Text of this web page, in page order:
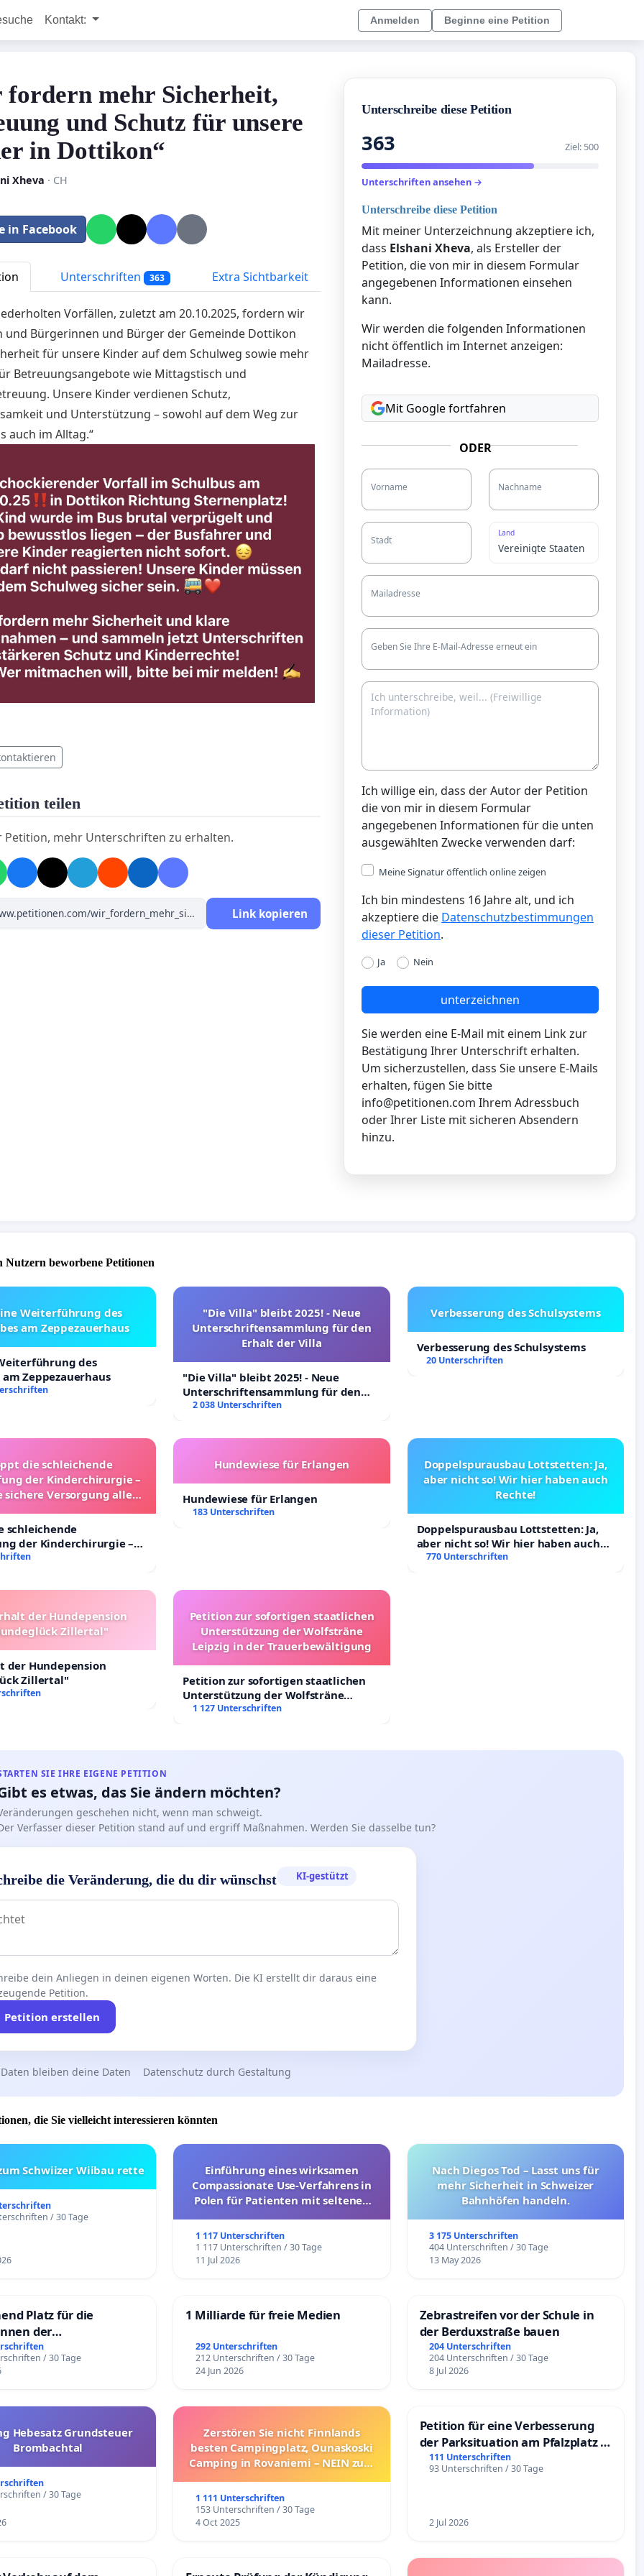
Kontakt: Anmelden Beginne eine Petition
fordern mehr Sicherheit,
und Schutz für unsere
in Dottikon“
Xheva · CH
in Facebook
Unterschriften 363 Extra Sichtbarkeit
Vorfällen, zuletzt am 20.10.2025, fordern wir
und Bürgerinnen und Bürger der Gemeinde Dottikon
für unsere Kinder auf dem Schulweg sowie mehr
Betreuungsangebote wie Mittagstisch und
Unsere Kinder verdienen Schutz,
und Unterstützung – sowohl auf dem Weg zur
auch im Alltag.“
teilen
Petition, mehr Unterschriften zu erhalten.
Link kopieren
Unterschreibe diese Petition
363 Ziel: 500
Unterschriften ansehen →
Unterschreibe diese Petition
Mit meiner Unterzeichnung akzeptiere ich,
dass Elshani Xheva, als Ersteller der
Petition, die von mir in diesem Formular
angegebenen Informationen einsehen
kann.
Wir werden die folgenden Informationen
nicht öffentlich im Internet anzeigen:
Mailadresse.
Mit Google fortfahren
ODER
Vorname Nachname
Stadt
Land
Mailadresse
Geben Sie Ihre E-Mail-Adresse erneut ein
Ich willige ein, dass der Autor der Petition
die von mir in diesem Formular
angegebenen Informationen für die unten
ausgewählten Zwecke verwenden darf:
Meine Signatur öffentlich online zeigen
Ich bin mindestens 16 Jahre alt, und ich
akzeptiere die Datenschutzbestimmungen
dieser Petition.
Ja Nein
unterzeichnen
Sie werden eine E-Mail mit einem Link zur
Bestätigung Ihrer Unterschrift erhalten.
Um sicherzustellen, dass Sie unsere E-Mails
erhalten, fügen Sie bitte
info@petitionen.com Ihrem Adressbuch
oder Ihrer Liste mit sicheren Absendern
hinzu.
Nutzern beworbene Petitionen
Weiterführung des
am Zeppezauerhaus
des
Zeppezauerhaus
"Die Villa" bleibt 2025! - Neue
Unterschriftensammlung für den
Erhalt der Villa
"Die Villa" bleibt 2025! - Neue
Unterschriftensammlung für den
Erhalt der Villa
2 038 Unterschriften
Verbesserung des Schulsystems
Verbesserung des Schulsystems
20 Unterschriften
die schleichende
der Kinderchirurgie –
sichere Versorgung aller
schleichende
der Kinderchirurgie –
Versorgung aller
Hundewiese für Erlangen
Hundewiese für Erlangen
183 Unterschriften
Doppelspurausbau Lottstetten: Ja,
aber nicht so! Wir hier haben auch
Rechte!
Doppelspurausbau Lottstetten: Ja,
aber nicht so! Wir hier haben auch
Rechte!
770 Unterschriften
der Hundepension
Zillertal"
der Hundepension
Zillertal"
Petition zur sofortigen staatlichen
Unterstützung der Wolfsträne
Leipzig in der Trauerbewältigung
Petition zur sofortigen staatlichen
Unterstützung der Wolfsträne
Leipzig in der Trauerbewältigung
1 127 Unterschriften
SIE IHRE EIGENE PETITION
es etwas, das Sie ändern möchten?
geschehen nicht, wenn man schweigt.
Verfasser dieser Petition stand auf und ergriff Maßnahmen. Werden Sie dasselbe tun?
die Veränderung, die du dir wünschst KI-gestützt
dein Anliegen in deinen eigenen Worten. Die KI erstellt dir daraus eine
Petition.
Petition erstellen
bleiben deine Daten Datenschutz durch Gestaltung
die Sie vielleicht interessieren könnten
Schwiizer Wiibau rette
/ 30 Tage
Einführung eines wirksamen
Compassionate Use-Verfahrens in
Polen für Patienten mit seltenen
1 117 Unterschriften
1 117 Unterschriften / 30 Tage
11 Jul 2026
Nach Diegos Tod – Lasst uns für
mehr Sicherheit in Schweizer
Bahnhöfen handeln.
3 175 Unterschriften
404 Unterschriften / 30 Tage
13 May 2026
Platz für die
der
/ 30 Tage
1 Milliarde für freie Medien
292 Unterschriften
212 Unterschriften / 30 Tage
24 Jun 2026
Zebrastreifen vor der Schule in
der Berduxstraße bauen
204 Unterschriften
204 Unterschriften / 30 Tage
8 Jul 2026
Hebesatz Grundsteuer
Brombachtal
/ 30 Tage
Zerstören Sie nicht Finnlands
besten Campingplatz, Ounaskoski
Camping in Rovaniemi – NEIN zum
1 111 Unterschriften
153 Unterschriften / 30 Tage
4 Oct 2025
Petition für eine Verbesserung
der Parksituation am Pfalzplatz in
Mannheim
111 Unterschriften
93 Unterschriften / 30 Tage
2 Jul 2026